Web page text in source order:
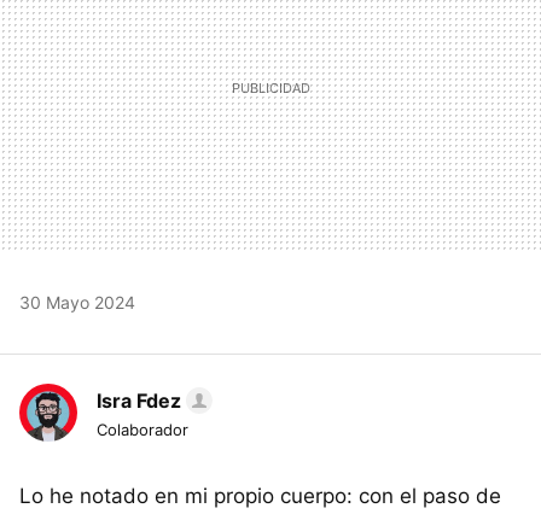
30 Mayo 2024
Isra Fdez
Colaborador
Lo he notado en mi propio cuerpo: con el paso de